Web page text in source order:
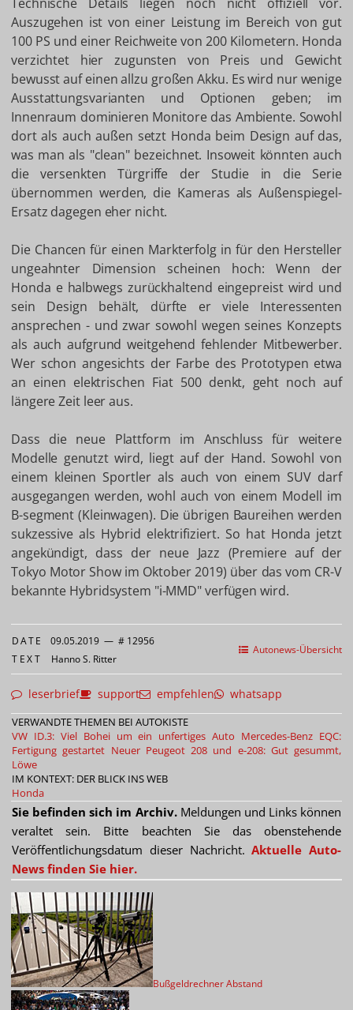
Technische Details liegen noch nicht offiziell vor.
Auszugehen ist von einer Leistung im Bereich von gut
100 PS und einer Reichweite von 200 Kilometern. Honda
verzichtet hier zugunsten von Preis und Gewicht
bewusst auf einen allzu großen Akku. Es wird nur wenige
Ausstattungsvarianten und Optionen geben; im
Innenraum dominieren Monitore das Ambiente. Sowohl
dort als auch außen setzt Honda beim Design auf das,
was man als "clean" bezeichnet. Insoweit könnten auch
die versenkten Türgriffe der Studie in die Serie
übernommen werden, die Kameras als Außenspiegel-
Ersatz dagegen eher nicht.
Die Chancen für einen Markterfolg in für den Hersteller
ungeahnter Dimension scheinen hoch: Wenn der
Honda e halbwegs zurückhaltend eingepreist wird und
sein Design behält, dürfte er viele Interessenten
ansprechen - und zwar sowohl wegen seines Konzepts
als auch aufgrund weitgehend fehlender Mitbewerber.
Wer schon angesichts der Farbe des Prototypen etwa
an einen elektrischen Fiat 500 denkt, geht noch auf
längere Zeit leer aus.
Dass die neue Plattform im Anschluss für weitere
Modelle genutzt wird, liegt auf der Hand. Sowohl von
einem kleinen Sportler als auch von einem SUV darf
ausgegangen werden, wohl auch von einem Modell im
B-segment (Kleinwagen). Die übrigen Baureihen werden
sukzessive als Hybrid elektrifiziert. So hat Honda jetzt
angekündigt, dass der neue Jazz (Premiere auf der
Tokyo Motor Show im Oktober 2019) über das vom CR-V
bekannte Hybridsystem "i-MMD" verfügen wird.
Autonews-Übersicht
DATE 09.05.2019 — # 12956
TEXT Hanno S. Ritter
leserbrief support empfehlen whatsapp
VERWANDTE THEMEN BEI AUTOKISTE
VW ID.3: Viel Bohei um ein unfertiges Auto Mercedes-Benz EQC:
Fertigung gestartet Neuer Peugeot 208 und e-208: Gut gesummt,
Löwe
IM KONTEXT: DER BLICK INS WEB
Honda
Sie befinden sich im Archiv.Meldungen und Links können
veraltet sein. Bitte beachten Sie das obenstehende
Veröffentlichungsdatum dieser Nachricht.Aktuelle Auto-
News finden Sie hier.
Bußgeldrechner Abstand